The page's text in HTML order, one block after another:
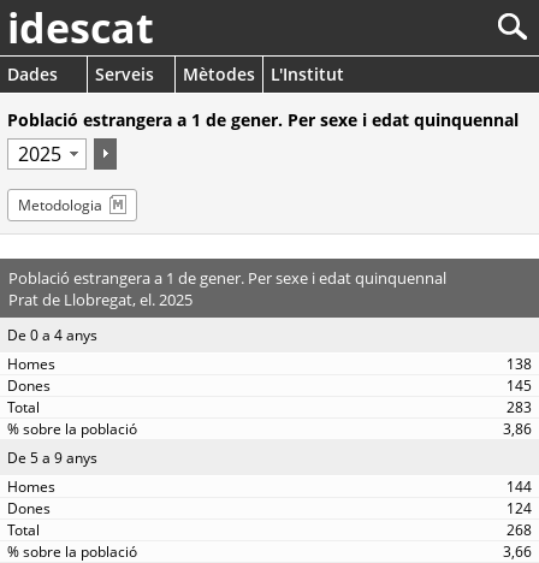
idescat
Dades Serveis Mètodes
L'Institut
Població estrangera a 1 de gener. Per sexe i edat quinquennal
Metodologia
Població estrangera a 1 de gener. Per sexe i edat quinquennal
Prat de Llobregat, el. 2025
De 0 a 4 anys
138
145
283
3,86
De 5 a 9 anys
144
124
268
3,66